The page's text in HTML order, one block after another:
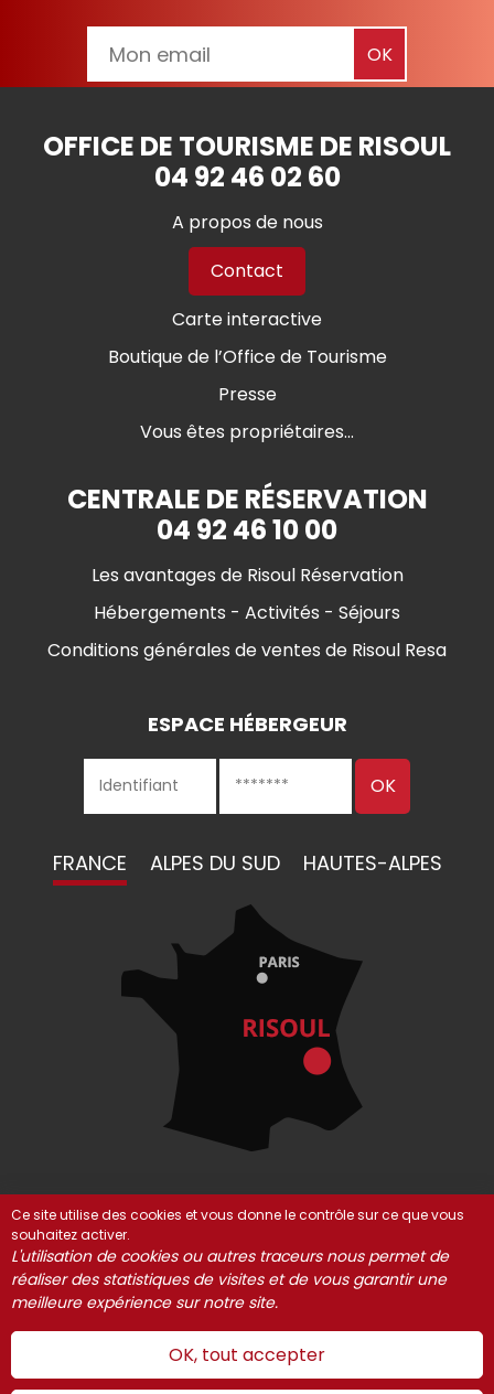
OFFICE DE TOURISME DE RISOUL
04 92 46 02 60
A propos de nous
Contact
Carte interactive
Boutique de l’Office de Tourisme
Presse
Vous êtes propriétaires...
CENTRALE DE RÉSERVATION
04 92 46 10 00
Les avantages de Risoul Réservation
Hébergements - Activités - Séjours
Conditions générales de ventes de Risoul Resa
ESPACE HÉBERGEUR
FRANCE ALPES DU SUD HAUTES-ALPES
© Risoul 2021-2025 Mentions Légales
Partenaires
Gestion des cookies
Ce site utilise des cookies et vous donne le contrôle sur ce que vous
souhaitez activer.
L'utilisation de cookies ou autres traceurs nous permet de
réaliser des statistiques de visites et de vous garantir une
meilleure expérience sur notre site.
OK, tout accepter